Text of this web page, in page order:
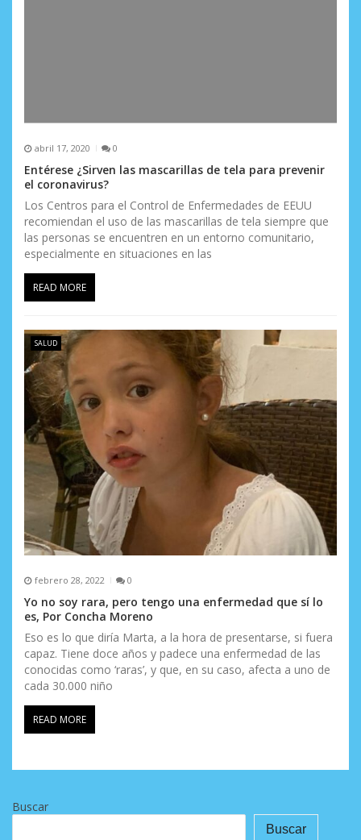
abril 17, 2020 0
Entérese ¿Sirven las mascarillas de tela para prevenir
el coronavirus?
Los Centros para el Control de Enfermedades de EEUU
recomiendan el uso de las mascarillas de tela siempre que
las personas se encuentren en un entorno comunitario,
especialmente en situaciones en las
READ MORE
SALUD
febrero 28, 2022 0
Yo no soy rara, pero tengo una enfermedad que sí lo
es, Por Concha Moreno
Eso es lo que diría Marta, a la hora de presentarse, si fuera
capaz. Tiene doce años y padece una enfermedad de las
conocidas como ‘raras’, y que, en su caso, afecta a uno de
cada 30.000 niño
READ MORE
Buscar
Buscar